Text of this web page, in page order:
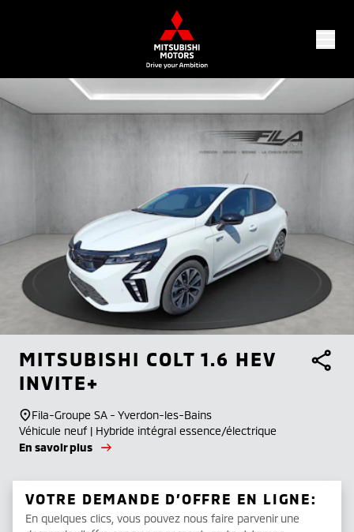
MITSUBISHI COLT 1.6 HEV
INVITE+
Fila-Groupe SA - Yverdon-les-Bains
Véhicule neuf | Hybride intégral essence/électrique
En savoir plus
VOTRE DEMANDE D’OFFRE EN LIGNE:
En quelques clics, vous pouvez nous faire parvenir une